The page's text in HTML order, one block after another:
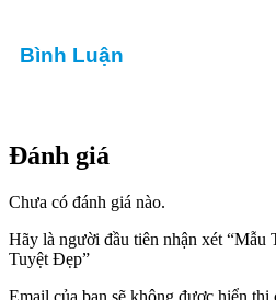
Bình Luận
Đánh giá
Chưa có đánh giá nào.
Hãy là người đầu tiên nhận xét
Tuyệt Đẹp”
Email của bạn sẽ không được hiển thị